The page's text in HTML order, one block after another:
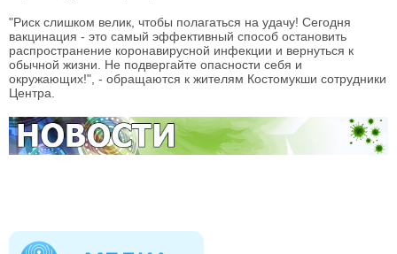
"Риск слишком велик, чтобы полагаться на удачу! Сегодня
вакцинация - это самый эффективный способ остановить
распространение коронавирусной инфекции и вернуться к
обычной жизни. Не подвергайте опасности себя и
окружающих!", - обращаются к жителям Костомукши сотрудники
Центра.